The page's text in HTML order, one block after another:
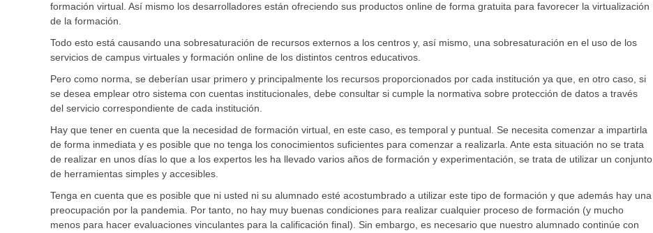
formación virtual. Así mismo los desarrolladores están ofreciendo sus productos online de forma gratuita para favorecer la virtualización
de la formación.
Todo esto está causando una sobresaturación de recursos externos a los centros y, así mismo, una sobresaturación en el uso de los
servicios de campus virtuales y formación online de los distintos centros educativos.
Pero como norma, se deberían usar primero y principalmente los recursos proporcionados por cada institución ya que, en otro caso, si
se desea emplear otro sistema con cuentas institucionales, debe consultar si cumple la normativa sobre protección de datos a través
del servicio correspondiente de cada institución.
Hay que tener en cuenta que la necesidad de formación virtual, en este caso, es temporal y puntual. Se necesita comenzar a impartirla
de forma inmediata y es posible que no tenga los conocimientos suficientes para comenzar a realizarla. Ante esta situación no se trata
de realizar en unos días lo que a los expertos les ha llevado varios años de formación y experimentación, se trata de utilizar un conjunto
de herramientas simples y accesibles.
Tenga en cuenta que es posible que ni usted ni su alumnado esté acostumbrado a utilizar este tipo de formación y que además hay una
preocupación por la pandemia. Por tanto, no hay muy buenas condiciones para realizar cualquier proceso de formación (y mucho
menos para hacer evaluaciones vinculantes para la calificación final). Sin embargo, es necesario que nuestro alumnado continúe con